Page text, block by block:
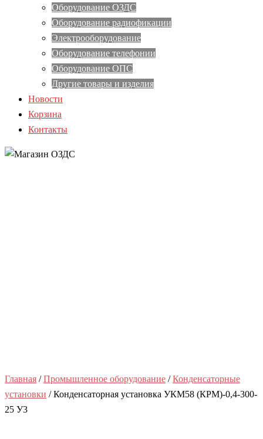
Оборудование ОЗДС
Оборудование радиофикации
Электрооборудование
Оборудование телефонии
Оборудование ОПС
Другие товары и изделия
Новости
Корзина
Контакты
Главная /Промышленное оборудование /Конденсаторные
установки / Конденсаторная установка УКМ58 (КРМ)-0,4-300-
25 У3